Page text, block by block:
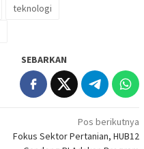
teknologi
SEBARKAN
Pos berikutnya
Fokus Sektor Pertanian, HUB12